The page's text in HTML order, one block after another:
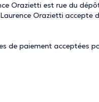
Orazietti est rue du
Orazietti accepte
de paiement acceptées